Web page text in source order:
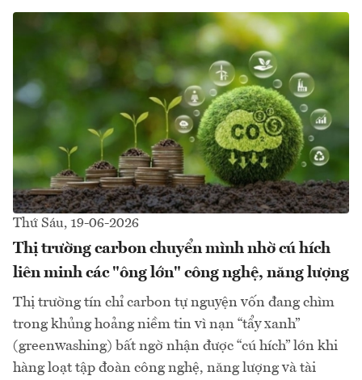
Thứ Sáu, 19-06-2026
Thị trường carbon chuyển mình nhờ cú hích
liên minh các "ông lớn" công nghệ, năng lượng
Thị trường tín chỉ carbon tự nguyện vốn đang chìm
trong khủng hoảng niềm tin vì nạn “tẩy xanh”
(greenwashing) bất ngờ nhận được “cú hích” lớn khi
hàng loạt tập đoàn công nghệ, năng lượng và tài